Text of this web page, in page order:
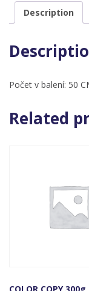
žinylka
quantity
Description
Počet v balení: 50
Related
COLOR COPY 300g